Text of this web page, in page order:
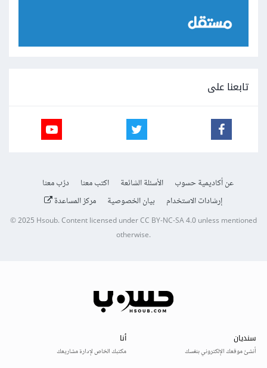
تابعنا على
عن أكاديمية حسوب الأسئلة الشائعة اكتب معنا
درّب معنا
إرشادات الاستخدام
بيان الخصوصية مركز المساعدة
© 2025Hsoub.Content licensed underCC BY-NC-SA 4.0unless mentioned
otherwise.